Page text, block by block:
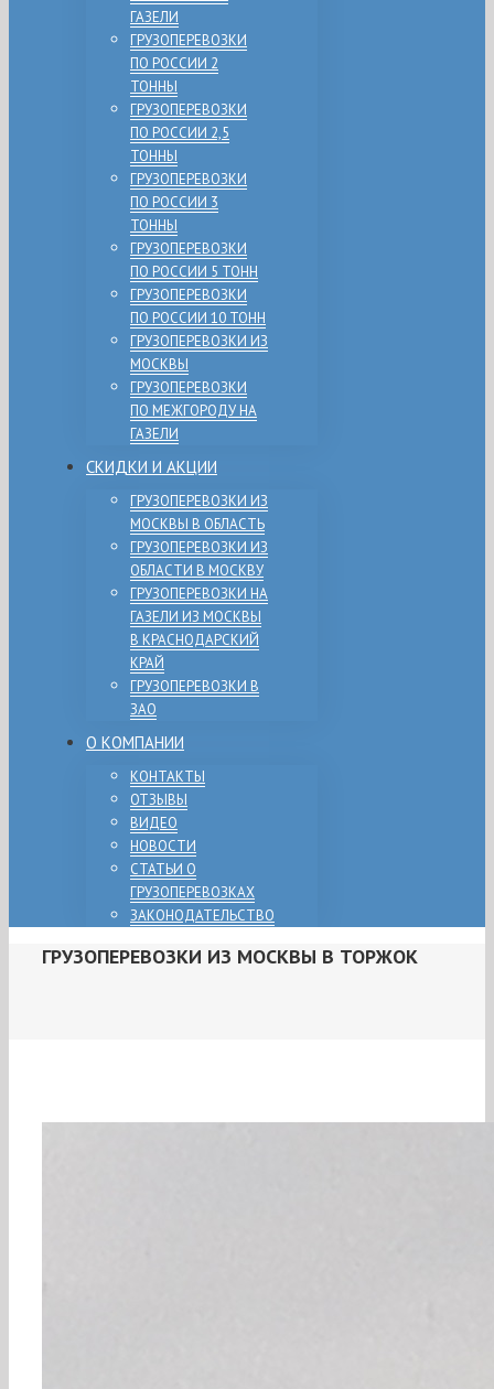
ГАЗЕЛИ
ГРУЗОПЕРЕВОЗКИ
ПО РОССИИ 2
ТОННЫ
ГРУЗОПЕРЕВОЗКИ
ПО РОССИИ 2,5
ТОННЫ
ГРУЗОПЕРЕВОЗКИ
ПО РОССИИ 3
ТОННЫ
ГРУЗОПЕРЕВОЗКИ
ПО РОССИИ 5 ТОНН
ГРУЗОПЕРЕВОЗКИ
ПО РОССИИ 10 ТОНН
ГРУЗОПЕРЕВОЗКИ ИЗ
МОСКВЫ
ГРУЗОПЕРЕВОЗКИ
ПО МЕЖГОРОДУ НА
ГАЗЕЛИ
СКИДКИ И АКЦИИ
ГРУЗОПЕРЕВОЗКИ ИЗ
МОСКВЫ В ОБЛАСТЬ
ГРУЗОПЕРЕВОЗКИ ИЗ
ОБЛАСТИ В МОСКВУ
ГРУЗОПЕРЕВОЗКИ НА
ГАЗЕЛИ ИЗ МОСКВЫ
В КРАСНОДАРСКИЙ
КРАЙ
ГРУЗОПЕРЕВОЗКИ В
ЗАО
О КОМПАНИИ
КОНТАКТЫ
ОТЗЫВЫ
ВИДЕО
НОВОСТИ
СТАТЬИ О
ГРУЗОПЕРЕВОЗКАХ
ЗАКОНОДАТЕЛЬСТВО
ГРУЗОПЕРЕВОЗКИ ИЗ МОСКВЫ В ТОРЖОК